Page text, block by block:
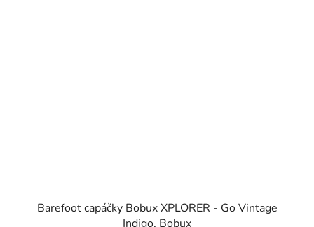
Barefoot capáčky Bobux XPLORER - Go Vintage
Indigo, Bobux